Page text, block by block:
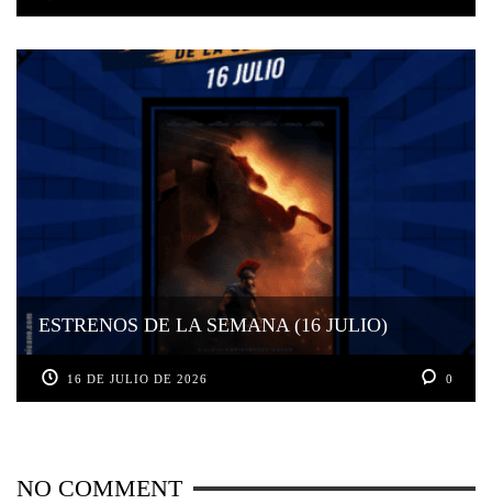
ESTRENOS DE LA SEMANA (16 JULIO)
16 DE JULIO DE 2026 0
NO COMMENT